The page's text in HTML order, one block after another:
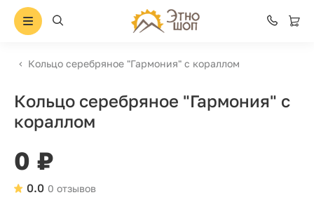
Кольцо серебряное "Гармония" с кораллом
Кольцо серебряное "Гармония" с
кораллом
0 ₽
0 отзывов
0.0